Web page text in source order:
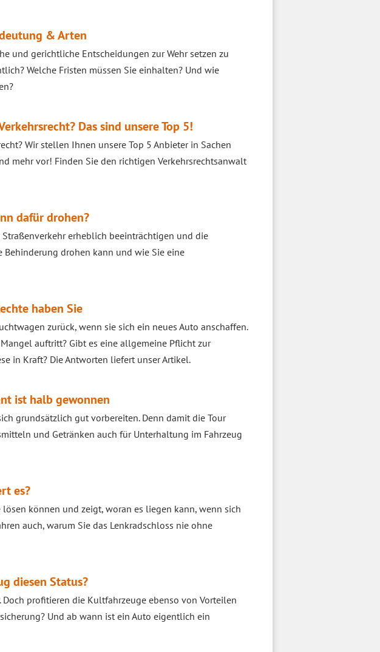
& Arten
und gerichtliche Entscheidungen zur Wehr setzen zu
Welche Fristen müssen Sie einhalten? Und wie
Das sind unsere Top 5!
Wir stellen Ihnen unsere Top 5 Anbieter in Sachen
mehr vor! Finden Sie den richtigen Verkehrsrechtsanwalt
dafür drohen?
erheblich beeinträchtigen und die
drohen kann und wie Sie eine
haben Sie
zurück, wenn sie sich ein neues Auto anschaffen.
auftritt? Gibt es eine allgemeine Pflicht zur
in Kraft? Die Antworten liefert unser Artikel.
ist halb gewonnen
grundsätzlich gut vorbereiten. Denn damit die Tour
und Getränken auch für Unterhaltung im Fahrzeug
es?
können und zeigt, woran es liegen kann, wenn sich
auch, warum Sie das Lenkradschloss nie ohne
diesen Status?
profitieren die Kultfahrzeuge ebenso von Vorteilen
Und ab wann ist ein Auto eigentlich ein